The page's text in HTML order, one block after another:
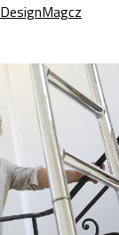
DesignMagcz